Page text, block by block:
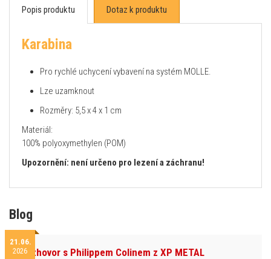
Popis produktu Dotaz k produktu
Karabina
Pro rychlé uchycení vybavení na systém MOLLE.
Lze uzamknout
Rozměry: 5,5 x 4 x 1 cm
Materiál:
100% polyoxymethylen (POM)
Upozornění: není určeno pro lezení a záchranu!
Blog
21.06.
2026Rozhovor s Philippem Colinem z XP METAL